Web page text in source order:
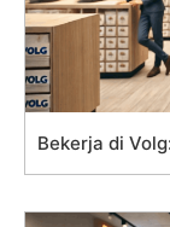
Bekerja di